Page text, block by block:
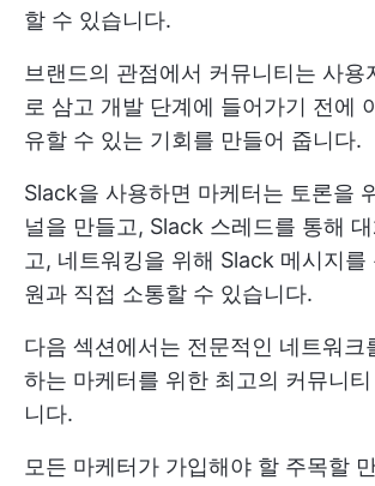
할 수 있습니다.
브랜드의 관점에서 커뮤니티는 사용
로 삼고 개발 단계에 들어가기 전에
유할 수 있는 기회를 만들어 줍니다.
Slack을 사용하면 마케터는 토론을
널을 만들고, Slack 스레드를 통해
고, 네트워킹을 위해 Slack 메시지를
원과 직접 소통할 수 있습니다.
다음 섹션에서는 전문적인 네트워크
하는 마케터를 위한 최고의 커뮤니
니다.
모든 마케터가 가입해야 할 주목할